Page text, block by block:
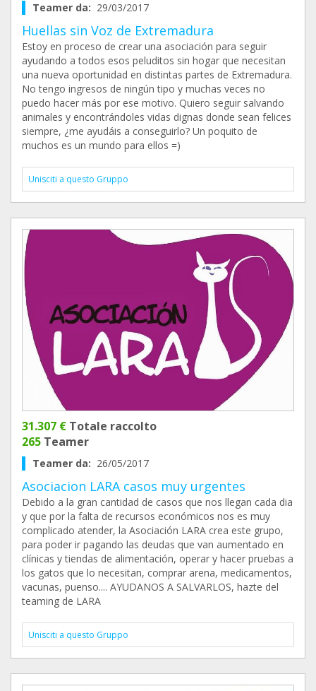
Teamer da: 29/03/2017
Huellas sin Voz de Extremadura
Estoy en proceso de crear una asociación para seguir
ayudando a todos esos peluditos sin hogar que necesitan
una nueva oportunidad en distintas partes de Extremadura.
No tengo ingresos de ningún tipo y muchas veces no
puedo hacer más por ese motivo. Quiero seguir salvando
animales y encontrándoles vidas dignas donde sean felices
siempre, ¿me ayudáis a conseguirlo? Un poquito de
muchos es un mundo para ellos =)
Unisciti a questo Gruppo
31.307 € Totale raccolto
265 Teamer
Teamer da: 26/05/2017
Asociacion LARA casos muy urgentes
Debido a la gran cantidad de casos que nos llegan cada dia
y que por la falta de recursos económicos nos es muy
complicado atender, la Asociación LARA crea este grupo,
para poder ir pagando las deudas que van aumentado en
clínicas y tiendas de alimentación, operar y hacer pruebas a
los gatos que lo necesitan, comprar arena, medicamentos,
vacunas, puenso.... AYUDANOS A SALVARLOS, hazte del
teaming de LARA
Unisciti a questo Gruppo